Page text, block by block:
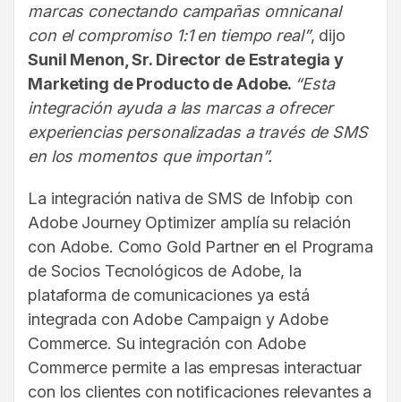
marcas conectando campañas omnicanal
con el compromiso 1:1 en tiempo real”, dijo
Sunil Menon, Sr. Director de Estrategia y
Marketing de Producto de Adobe. “Esta
integración ayuda a las marcas a ofrecer
experiencias personalizadas a través de SMS
en los momentos que importan”.
La integración nativa de SMS de Infobip con
Adobe Journey Optimizer amplía su relación
con Adobe. Como Gold Partner en el Programa
de Socios Tecnológicos de Adobe, la
plataforma de comunicaciones ya está
integrada con Adobe Campaign y Adobe
Commerce. Su integración con Adobe
Commerce permite a las empresas interactuar
con los clientes con notificaciones relevantes a